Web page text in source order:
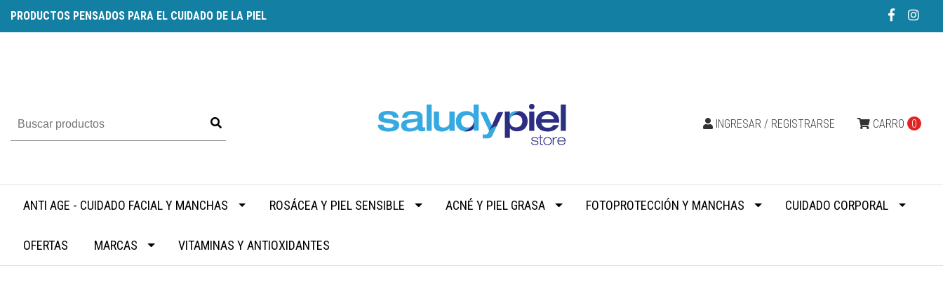
PRODUCTOS PENSADOS PARA EL CUIDADO DE LA PIEL
CARRO 0
INGRESAR / REGISTRARSE
ANTI AGE - CUIDADO FACIAL Y MANCHAS ROSÁCEA Y PIEL SENSIBLE ACNÉ Y PIEL GRASA FOTOPROTECCIÓN Y MANCHAS CUIDADO CORPORAL
OFERTAS MARCAS VITAMINAS Y ANTIOXIDANTES